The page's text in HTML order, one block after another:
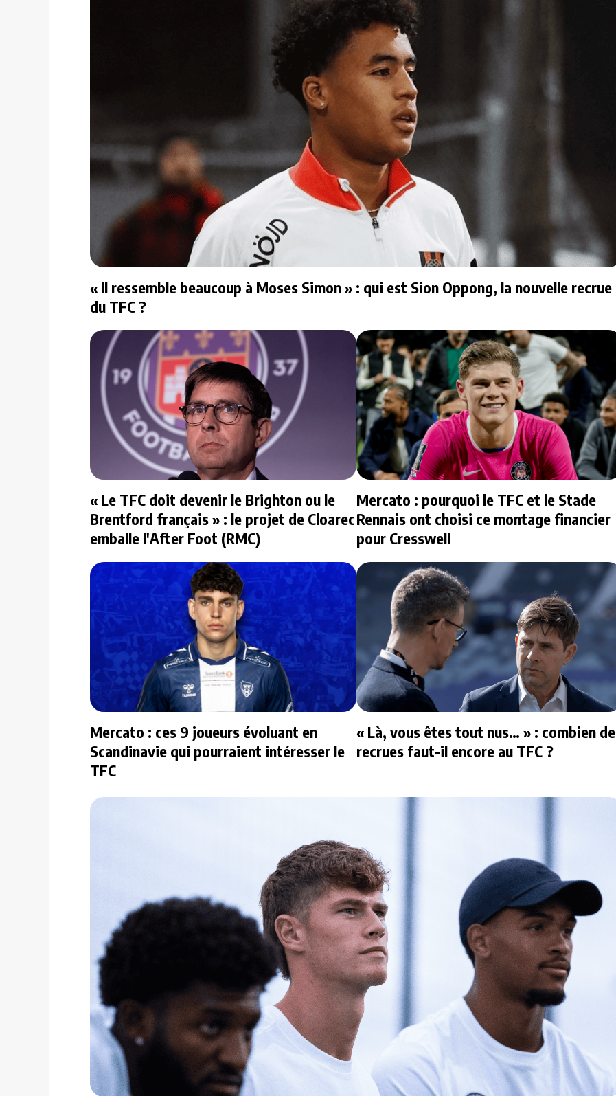
« Il ressemble beaucoup à Moses Simon » : qui est Sion Oppong, la nouvelle recrue
du TFC ?
« Le TFC doit devenir le Brighton ou le
Brentford français » : le projet de Cloarec
emballe l'After Foot (RMC)
Mercato : pourquoi le TFC et le Stade
Rennais ont choisi ce montage financier
pour Cresswell
Mercato : ces 9 joueurs évoluant en
Scandinavie qui pourraient intéresser le
TFC
« Là, vous êtes tout nus… » : combien de
recrues faut-il encore au TFC ?